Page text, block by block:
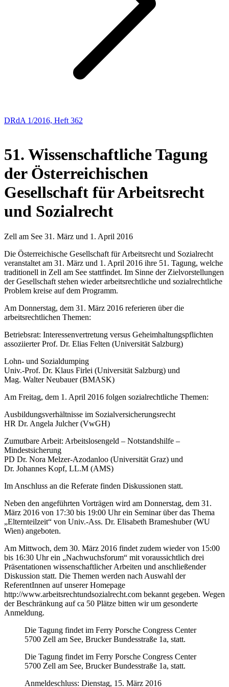
DRdA 1/2016, Heft 362
51. Wissenschaftliche Tagung
der Österreichischen
Gesellschaft für Arbeitsrecht
und Sozialrecht
Zell am See 31. März und 1. April 2016
Die Österreichische Gesellschaft für Arbeitsrecht und Sozialrecht
veranstaltet am 31. März und 1. April 2016 ihre 51. Tagung, welche
traditionell in Zell am See stattfindet. Im Sinne der Zielvorstellungen
der Gesellschaft stehen wieder arbeitsrechtliche und sozialrechtliche
Problem kreise auf dem Programm.
Am Donnerstag, dem 31. März 2016 referieren über die
arbeitsrechtlichen Themen:
Betriebsrat: Interessenvertretung versus Geheimhaltungspflichten
assoziierter Prof. Dr. Elias Felten (Universität Salzburg)
Lohn- und Sozialdumping
Univ.-Prof. Dr. Klaus Firlei (Universität Salzburg) und
Mag. WalterNeubauer(BMASK)
Am Freitag, dem 1. April 2016 folgen sozialrechtliche Themen:
Ausbildungsverhältnisse im Sozialversicherungsrecht
HR Dr. Angela Julcher(VwGH)
Zumutbare Arbeit: Arbeitslosengeld – Notstandshilfe –
Mindestsicherung
PD Dr. Nora Melzer-Azodanloo (Universität Graz) und
Dr. Johannes Kopf, LL.M (AMS)
Im Anschluss an die Referate finden Diskussionen statt.
Neben den angeführten Vorträgen wird am Donnerstag, dem 31.
März 2016 von 17:30 bis 19:00 Uhrein Seminar über das Thema
„Elternteilzeit“ von Univ.-Ass. Dr. Elisabeth Brameshuber(WU
Wien) angeboten.
Am Mittwoch, dem 30. März 2016 findet zudem wieder von 15:00
bis 16:30 Uhrein „Nachwuchsforum“ mit voraussichtlich drei
Präsentationen wissenschaftlicher Arbeiten und anschließender
Diskussion statt. Die Themen werden nach Auswahl der
ReferentInnen auf unserer Homepage
http://www.arbeitsrechtundsozialrecht.com bekannt gegeben. Wegen
der Beschränkung auf ca 50 Plätze bitten wir um gesonderte
Anmeldung.
Die Tagung findet im Ferry Porsche Congress Center
5700 Zell am See, Brucker Bundesstraße 1a, statt.
Die Tagung findet im Ferry Porsche Congress Center
5700 Zell am See, Brucker Bundesstraße 1a, statt.
Anmeldeschluss: Dienstag, 15. März 2016